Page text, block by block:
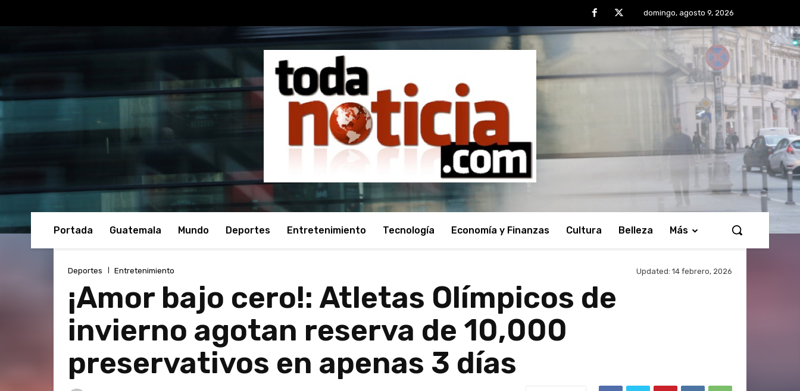
domingo, agosto 9, 2026
Portada Guatemala Mundo Deportes Entretenimiento Tecnología Economía y Finanzas Cultura Belleza Más
Deportes Entretenimiento Updated: 14 febrero, 2026
¡Amor bajo cero!: Atletas Olímpicos de
invierno agotan reserva de 10,000
preservativos en apenas 3 días